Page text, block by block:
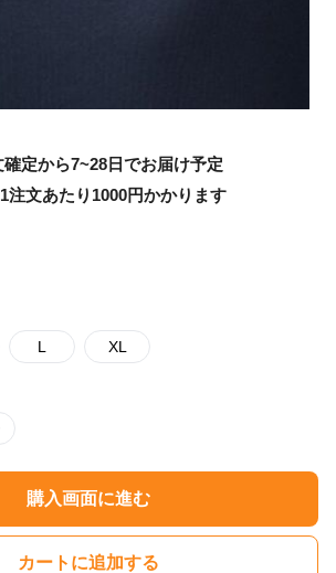
確定から7~28日でお届け予定
注文あたり 1000円かかります
L XL
購入画面に進む
カートに追加する